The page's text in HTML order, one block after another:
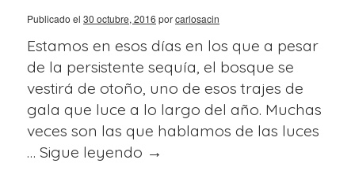
Publicado el 30 octubre, 2016 porcarlosacin
Estamos en esos días en los que a pesar
de la persistente sequía, el bosque se
vestirá de otoño, uno de esos trajes de
gala que luce a lo largo del año. Muchas
veces son las que hablamos de las luces
… Sigue leyendo →